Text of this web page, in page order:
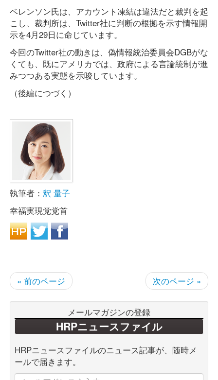
ベレンソン氏は、アカウント凍結は違法だと裁判を起
こし、裁判所は、Twitter社に判断の根拠を示す情報開
示を4月29日に命じています。
今回のTwitter社の動きは、偽情報統治委員会DGBがな
くても、既にアメリカでは、政府による言論統制が進
みつつある実態を示唆しています。
（後編につづく）
執筆者： 釈 量子
幸福実現党党首
« 前のページ 次のページ »
メールマガジンの登録
HRPニュースファイル
HRPニュースファイルのニュース記事が、随時メ
ールで届きます。